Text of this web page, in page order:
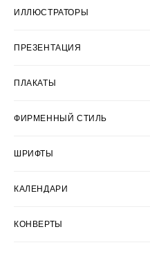
ИЛЛЮСТРАТОРЫ
ПРЕЗЕНТАЦИЯ
ПЛАКАТЫ
ФИРМЕННЫЙ СТИЛЬ
ШРИФТЫ
КАЛЕНДАРИ
КОНВЕРТЫ